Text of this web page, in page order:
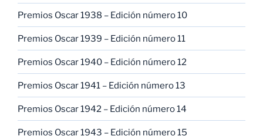
Premios Oscar 1938 – Edición número 10
Premios Oscar 1939 – Edición número 11
Premios Oscar 1940 – Edición número 12
Premios Oscar 1941 – Edición número 13
Premios Oscar 1942 – Edición número 14
Premios Oscar 1943 – Edición número 15